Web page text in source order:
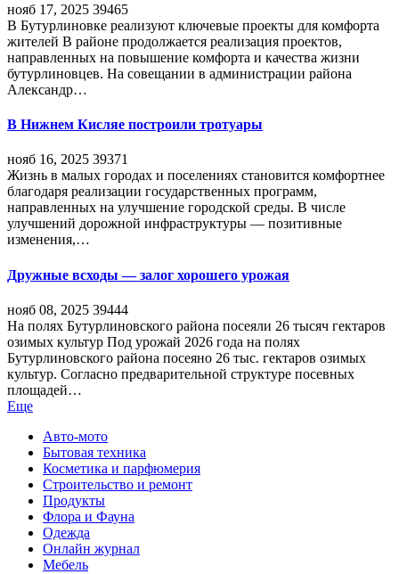
нояб 17, 2025 39465
В Бутурлиновке реализуют ключевые проекты для комфорта
жителей В районе продолжается реализация проектов,
направленных на повышение комфорта и качества жизни
бутурлиновцев. На совещании в администрации района
Александр…
В Нижнем Кисляе построили тротуары
нояб 16, 2025 39371
Жизнь в малых городах и поселениях становится комфортнее
благодаря реализации государственных программ,
направленных на улучшение городской среды. В числе
улучшений дорожной инфраструктуры — позитивные
изменения,…
Дружные всходы — залог хорошего урожая
нояб 08, 2025 39444
На полях Бутурлиновского района посеяли 26 тысяч гектаров
озимых культур Под урожай 2026 года на полях
Бутурлиновского района посеяно 26 тыс. гектаров озимых
культур. Согласно предварительной структуре посевных
площадей…
Еще
Авто-мото
Бытовая техника
Косметика и парфюмерия
Строительство и ремонт
Продукты
Флора и Фауна
Одежда
Онлайн журнал
Мебель